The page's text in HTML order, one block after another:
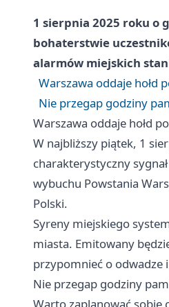
1 sierpnia 2025 roku o
bohaterstwie
alarmów miejskich
Warszawa oddaje hołd
Nie przegap godziny
Warszawa oddaje hołd
W najbliższy piątek, 1
charakterystyczny
wybuchu Powstania
Polski.
Syreny miejskiego
miasta. Emitowany
przypomnieć o odwadze
Nie przegap godziny